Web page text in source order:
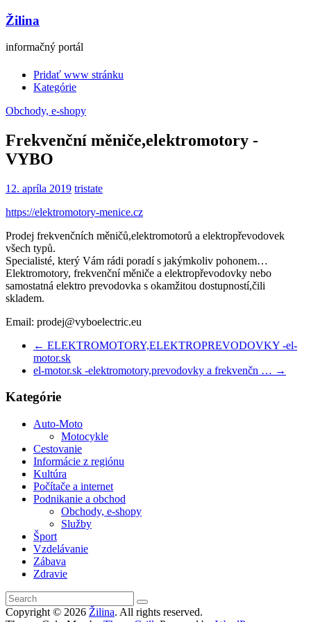
Žilina
informačný portál
Pridať www stránku
Kategórie
Obchody, e-shopy
Frekvenční měniče,elektromotory -
VYBO
12. apríla 2019 tristate
https://elektromotory-menice.cz
Prodej frekvenčních měničů,elektromotorů a elektropřevodovek
všech typů.
Specialisté, který Vám rádi poradí s jakýmkoliv pohonem…
Elektromotory, frekvenční měniče a elektropřevodovky nebo
samostatná elektro prevodovka s okamžitou dostupností,čili
skladem.
Email: prodej@vyboelectric.eu
← ELEKTROMOTORY,ELEKTROPREVODOVKY -el-
motor.sk
el-motor.sk -elektromotory,prevodovky a frekvenčn … →
Kategórie
Auto-Moto
Motocykle
Cestovanie
Informácie z regiónu
Kultúra
Počítače a internet
Podnikanie a obchod
Obchody, e-shopy
Služby
Šport
Vzdelávanie
Zábava
Zdravie
Copyright © 2026 Žilina. All rights reserved.